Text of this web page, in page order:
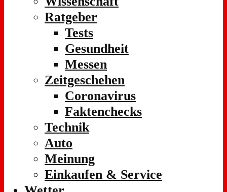
Ratgeber
Tests
Gesundheit
Messen
Zeitgeschehen
Coronavirus
Faktenchecks
Technik
Auto
Meinung
Einkaufen & Service